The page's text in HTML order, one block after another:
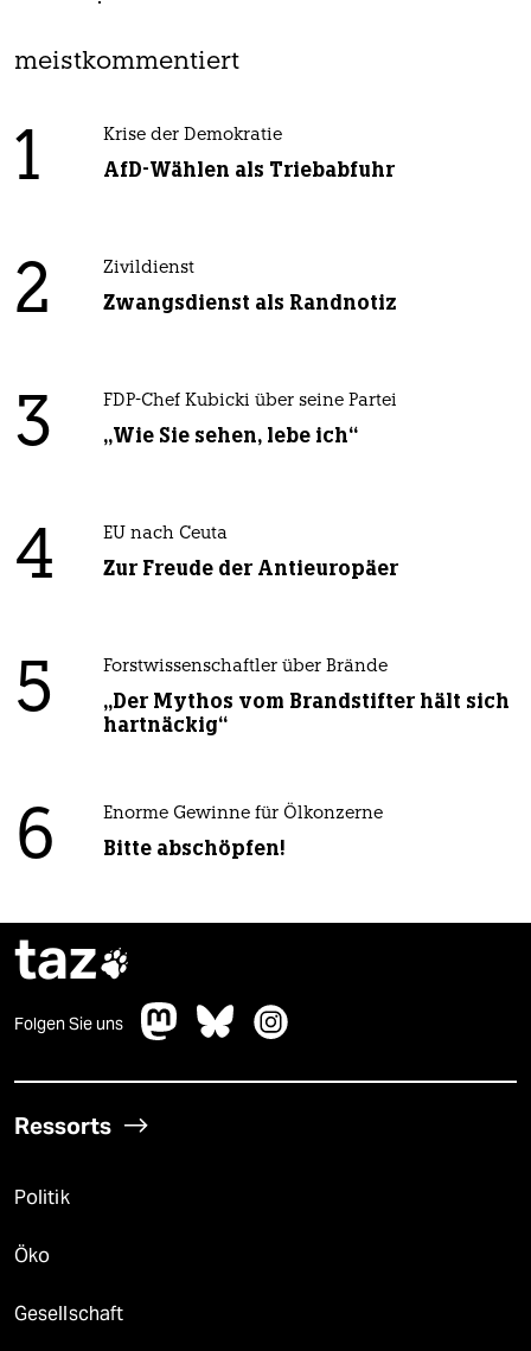
meistkommentiert
1 Krise der Demokratie
AfD-Wählen als Triebabfuhr
2 Zivildienst
Zwangsdienst als Randnotiz
3 FDP-Chef Kubicki über seine Partei
„Wie Sie sehen, lebe ich“
4 EU nach Ceuta
Zur Freude der Antieuropäer
5 Forstwissenschaftler über Brände
„Der Mythos vom Brandstifter hält sich
hartnäckig“
6 Enorme Gewinne für Ölkonzerne
Bitte abschöpfen!
taz
Folgen Sie uns
Ressorts
Politik
Öko
Gesellschaft